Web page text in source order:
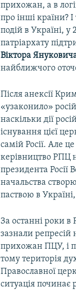
прихожан, а в
про інші країни?
подій в Україні,
патріархату
Віктора
найближчого
Після анексії
«узаконило»
наскільки дії
існування цієї
самій Росії. Але
керівництво РПЦ
президента Росії
начальства
паствою в
За останні роки в
зазнали репресій
прихожан ПЦУ, і
тому територія
Православної
ситуація починає